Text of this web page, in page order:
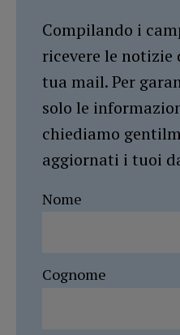
Compilando i
ricevere le
tua mail. Per
solo le
chiediamo
aggiornati i tuoi
Nome
Cognome